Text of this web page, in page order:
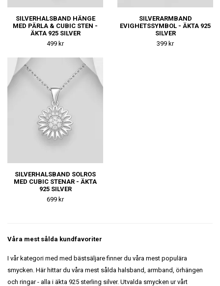
SILVERHALSBAND HÄNGE
MED PÄRLA & CUBIC STEN -
ÄKTA 925 SILVER
499 kr
SILVERARMBAND
EVIGHETSSYMBOL - ÄKTA 925
SILVER
399 kr
SILVERHALSBAND SOLROS
MED CUBIC STENAR - ÄKTA
925 SILVER
699 kr
Våra mest sålda kundfavoriter
I vår kategori med med bästsäljare finner du våra mest populära
smycken. Här hittar du våra mest sålda halsband, armband, örhängen
och ringar - alla i äkta 925 sterling silver. Utvalda smycken ur vårt